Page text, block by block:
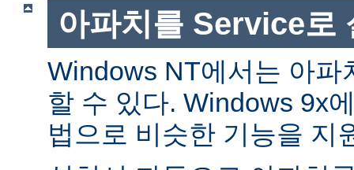
아파치를 Service로
Windows NT에서는 아파
할 수 있다. Windows 9x
법으로 비슷한 기능을 지